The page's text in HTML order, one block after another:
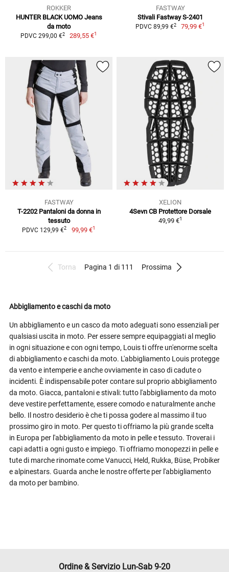
ROKKER
HUNTER BLACK UOMO Jeans
da moto
PDVC 299,00 €2 289,55 €1
FASTWAY
Stivali Fastway S-2401
PDVC 89,99 €2 79,99 €1
FASTWAY
T-2202 Pantaloni da donna in
tessuto
PDVC 129,99 €2 99,99 €1
XELION
4Sevn CB Protettore Dorsale
49,99 €1
Torna Pagina 1 di 111 Prossima
Abbigliamento e caschi da moto
Un abbigliamento e un casco da moto adeguati sono essenziali per
qualsiasi uscita in moto. Per essere sempre equipaggiati al meglio
in ogni situazione e con ogni tempo, Louis ti offre un'enorme scelta
di abbigliamento e caschi da moto. L'abbigliamento Louis protegge
da vento e intemperie e anche ovviamente in caso di cadute o
incidenti. È indispensabile poter contare sul proprio abbigliamento
da moto. Giacca, pantaloni e stivali: tutto l'abbigliamento da moto
deve vestire perfettamente, essere comodo e naturalmente anche
bello. Il nostro desiderio è che ti possa godere al massimo il tuo
prossimo giro in moto. Per questo ti offriamo la più grande scelta
in Europa per l'abbigliamento da moto in pelle e tessuto. Troverai i
capi adatti a ogni gusto e impiego. Ti offriamo monopezzi in pelle e
tute di marche rinomate come Vanucci, Held, Rukka, Büse, Probiker
e alpinestars. Guarda anche le nostre offerte per l'abbigliamento
da moto per bambino.
Ordine & Servizio Lun-Sab 9-20